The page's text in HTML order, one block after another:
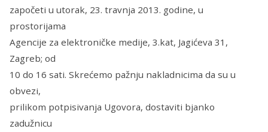
započeti u utorak, 23. travnja 2013. godine, u
prostorijama
Agencije za elektroničke medije, 3.kat, Jagićeva 31,
Zagreb; od
10 do 16 sati. Skrećemo pažnju nakladnicima da su u
obvezi,
prilikom potpisivanja Ugovora, dostaviti bjanko
zadužnicu